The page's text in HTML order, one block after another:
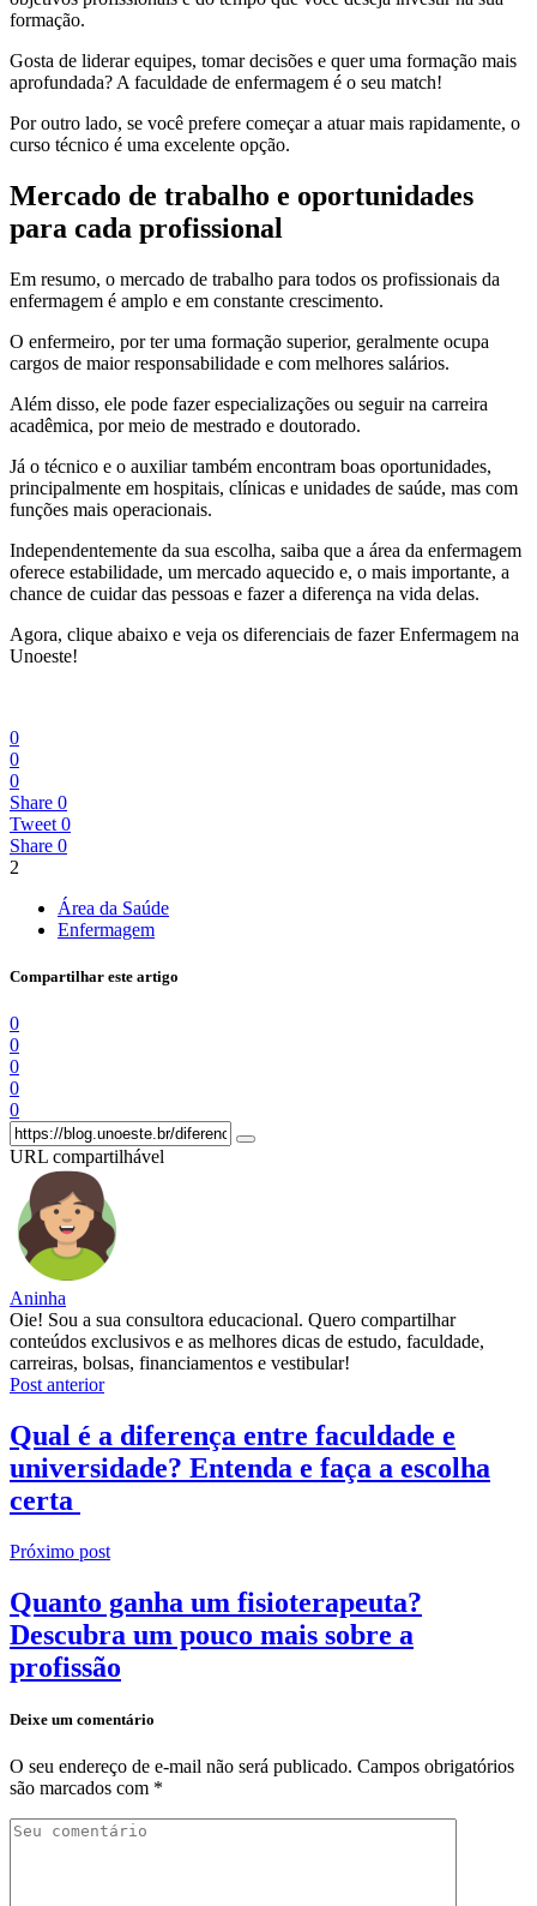
formação.
Gosta de liderar equipes, tomar decisões e quer uma formação mais
aprofundada? A faculdade de enfermagem é o seu match!
Por outro lado, se você prefere começar a atuar mais rapidamente, o
curso técnico é uma excelente opção.
Mercado de trabalho e oportunidades
para cada profissional
Em resumo, o mercado de trabalho para todos os profissionais da
enfermagem é amplo e em constante crescimento.
O enfermeiro, por ter uma formação superior, geralmente ocupa
cargos de maior responsabilidade e com melhores salários.
Além disso, ele pode fazer especializações ou seguir na carreira
acadêmica, por meio de mestrado e doutorado.
Já o técnico e o auxiliar também encontram boas oportunidades,
principalmente em hospitais, clínicas e unidades de saúde, mas com
funções mais operacionais.
Independentemente da sua escolha, saiba que a área da enfermagem
oferece estabilidade, um mercado aquecido e, o mais importante, a
chance de cuidar das pessoas e fazer a diferença na vida delas.
Agora, clique abaixo e veja os diferenciais de fazer Enfermagem na
Unoeste!
0
0
0
Share 0
Tweet 0
Share 0
2
Área da Saúde
Enfermagem
Compartilhar este artigo
0
0
0
0
0
URL compartilhável
Aninha
Oie! Sou a sua consultora educacional. Quero compartilhar
conteúdos exclusivos e as melhores dicas de estudo, faculdade,
carreiras, bolsas, financiamentos e vestibular!
Post anterior
Qual é a diferença entre faculdade e
universidade? Entenda e faça a escolha
certa
Próximo post
Quanto ganha um fisioterapeuta?
Descubra um pouco mais sobre a
profissão
Deixe um comentário
O seu endereço de e-mail não será publicado. Campos obrigatórios
são marcados com *